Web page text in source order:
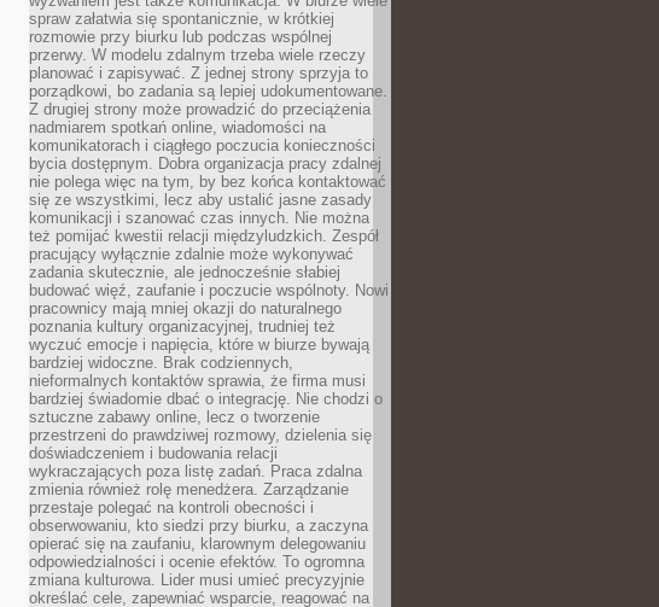
spraw załatwia się spontanicznie, w krótkiej
rozmowie przy biurku lub podczas wspólnej
przerwy. W modelu zdalnym trzeba wiele rzeczy
planować i zapisywać. Z jednej strony sprzyja to
porządkowi, bo zadania są lepiej udokumentowane.
Z drugiej strony może prowadzić do przeciążenia
nadmiarem spotkań online, wiadomości na
komunikatorach i ciągłego poczucia konieczności
bycia dostępnym. Dobra organizacja pracy zdalnej
nie polega więc na tym, by bez końca kontaktować
się ze wszystkimi, lecz aby ustalić jasne zasady
komunikacji i szanować czas innych. Nie można
też pomijać kwestii relacji międzyludzkich. Zespół
pracujący wyłącznie zdalnie może wykonywać
zadania skutecznie, ale jednocześnie słabiej
budować więź, zaufanie i poczucie wspólnoty. Nowi
pracownicy mają mniej okazji do naturalnego
poznania kultury organizacyjnej, trudniej też
wyczuć emocje i napięcia, które w biurze bywają
bardziej widoczne. Brak codziennych,
nieformalnych kontaktów sprawia, że firma musi
bardziej świadomie dbać o integrację. Nie chodzi o
sztuczne zabawy online, lecz o tworzenie
przestrzeni do prawdziwej rozmowy, dzielenia się
doświadczeniem i budowania relacji
wykraczających poza listę zadań. Praca zdalna
zmienia również rolę menedżera. Zarządzanie
przestaje polegać na kontroli obecności i
obserwowaniu, kto siedzi przy biurku, a zaczyna
opierać się na zaufaniu, klarownym delegowaniu
odpowiedzialności i ocenie efektów. To ogromna
zmiana kulturowa. Lider musi umieć precyzyjnie
określać cele, zapewniać wsparcie, reagować na